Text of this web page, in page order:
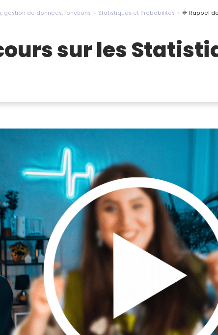
gestion de données, fonctions Statistiques et Probabilités 🔷 Rappel
sur les